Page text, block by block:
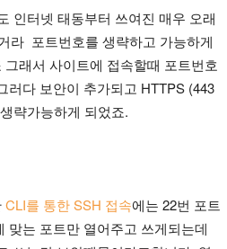
인터넷 태동부터 쓰여진 매우 오래
라 포트번호를 생략하고 가능하게
래서 사이트에 접속할때 포트번호
러다 보안이 추가되고 HTTPS (443
략가능하게 되었죠.
CLI를 통한 SSH 접속에는 22번 포트
맞는 포트만 열어주고 쓰게되는데